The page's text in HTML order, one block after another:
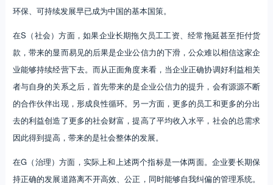
环保、可持续发展早已成为中国的基本国策。
在S（社会）方面，如果企业长期拖欠员工工资、经常拖延甚至拒付货
款，带来的显而易见的后果是企业公信力的下滑，公众难以相信这家企
业能够持续经营下去。而从正面角度来看，当企业正确协调好利益相关
者与自身的关系之后，首先带来的是企业公信力的提升，会有源源不断
的合作伙伴出现，形成良性循环。另一方面，更多的员工和更多的分出
去的利益创造了更多的社会财富，提高了平均收入水平，社会的总需求
因此得到提高，带来的是社会整体的发展。
在G（治理）方面，实际上和上述两个指标是一体两面。企业要长期保
持正确的发展道路离不开高效、公正，同时能够自我纠偏的管理系统。